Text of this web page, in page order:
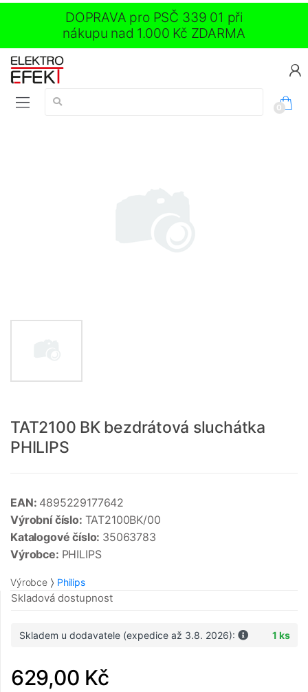
DOPRAVA pro PSČ 339 01 při
nákupu nad 1.000 Kč ZDARMA
Vyhledávání:
0
TAT2100 BK bezdrátová sluchátka
PHILIPS
EAN: 4895229177642
Výrobní číslo: TAT2100BK/00
Katalogové číslo: 35063783
Výrobce: PHILIPS
Výrobce Philips
Skladová dostupnost
Skladem u dodavatele (expedice až 3.8. 2026): 1 ks
629,00 Kč